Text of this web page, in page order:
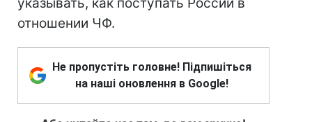
отношении ЧФ.
Не пропустіть головне! Підпишіться
на наші оновлення в Google!